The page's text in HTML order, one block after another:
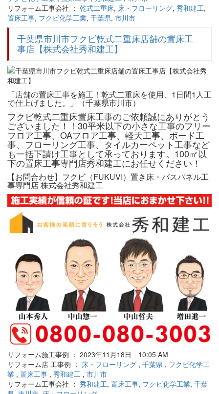
リフォーム工事会社 ： 乾式二重床, 床・フローリング, 秀和建工,
置床工事, フクビ化学工業, 千葉県, 市川市
千葉県市川市フクビ乾式二重床店舗の置床工
事店【株式会社秀和建工】
「店舗の置床工事を施工！乾式二重床を使用、1日間1人工
で仕上げました。」（千葉県市川市）
フクビ乾式二重床置床工事のご依頼誠にありがとう
ございました！！30平米以下の小さな工事のフリー
フロア工事、OAフロア工事、軽天工事、ボード工
事、フローリング工事、タイルカーペット工事など
も一括下請け工事として承っております。100㎡以
下の置床工事専門店秀和建工にお任せください！
【お問合わせ】フクビ（FUKUVI）置き床・バスパネル工
事専門店 株式会社秀和建工
リフォーム施工事例 ： 2023年11月18日 10:05 AM
リフォーム店 工事例 ： 床・フローリング , 千葉県 , フクビ化学工
業 , 置床工事 , 秀和建工 , 市川市
リフォーム工事会社 ： 秀和建工, 置床工事, フクビ化学工業, 千葉